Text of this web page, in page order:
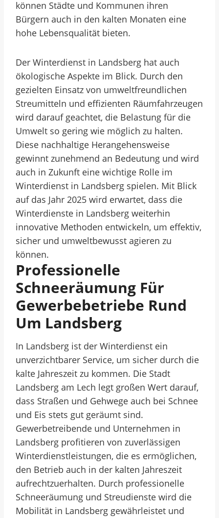
können Städte und Kommunen ihren
Bürgern auch in den kalten Monaten eine
hohe Lebensqualität bieten.
Der Winterdienst in Landsberg hat auch
ökologische Aspekte im Blick. Durch den
gezielten Einsatz von umweltfreundlichen
Streumitteln und effizienten Räumfahrzeugen
wird darauf geachtet, die Belastung für die
Umwelt so gering wie möglich zu halten.
Diese nachhaltige Herangehensweise
gewinnt zunehmend an Bedeutung und wird
auch in Zukunft eine wichtige Rolle im
Winterdienst in Landsberg spielen. Mit Blick
auf das Jahr 2025 wird erwartet, dass die
Winterdienste in Landsberg weiterhin
innovative Methoden entwickeln, um effektiv,
sicher und umweltbewusst agieren zu
können.
Professionelle
Schneeräumung Für
Gewerbebetriebe Rund
Um Landsberg
In Landsberg ist der Winterdienst ein
unverzichtbarer Service, um sicher durch die
kalte Jahreszeit zu kommen. Die Stadt
Landsberg am Lech legt großen Wert darauf,
dass Straßen und Gehwege auch bei Schnee
und Eis stets gut geräumt sind.
Gewerbetreibende und Unternehmen in
Landsberg profitieren von zuverlässigen
Winterdienstleistungen, die es ermöglichen,
den Betrieb auch in der kalten Jahreszeit
aufrechtzuerhalten. Durch professionelle
Schneeräumung und Streudienste wird die
Mobilität in Landsberg gewährleistet und